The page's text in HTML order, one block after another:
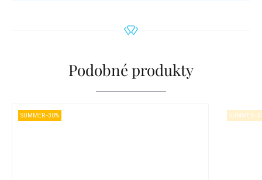
Podobné produkty
SUMMER -30% SUMMER -